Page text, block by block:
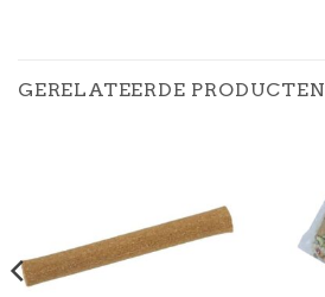
GERELATEERDE PRODUCTEN